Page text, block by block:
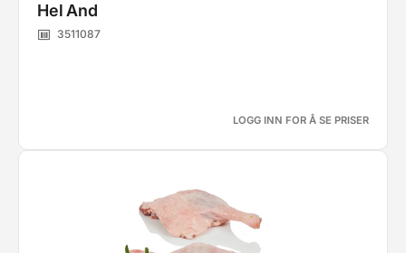
Hel And
3511087
LOGG INN FOR Å SE PRISER